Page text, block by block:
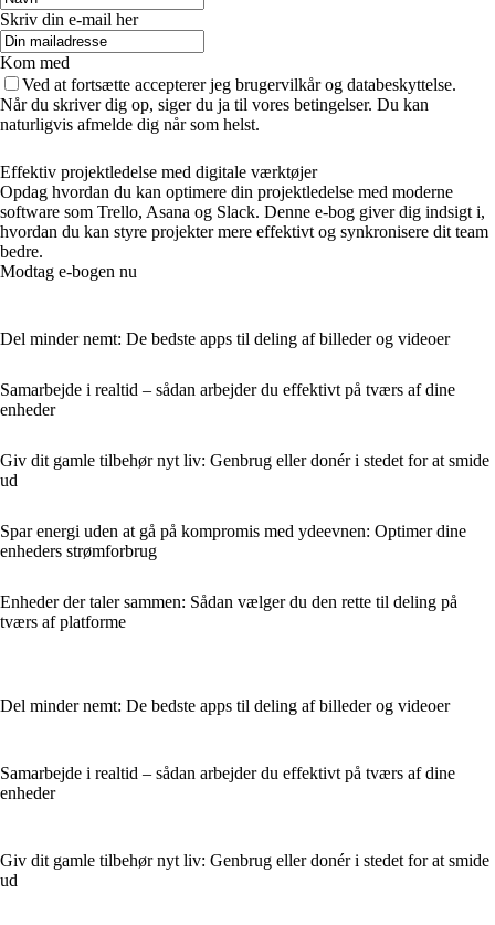
Skriv din e-mail her
Kom med
Ved at fortsætte accepterer jeg brugervilkår og databeskyttelse.
Når du skriver dig op, siger du ja til vores betingelser. Du kan
naturligvis afmelde dig når som helst.
Effektiv projektledelse med digitale værktøjer
Opdag hvordan du kan optimere din projektledelse med moderne
software som Trello, Asana og Slack. Denne e-bog giver dig indsigt i,
hvordan du kan styre projekter mere effektivt og synkronisere dit team
bedre.
Modtag e-bogen nu
Del minder nemt: De bedste apps til deling af billeder og videoer
Samarbejde i realtid – sådan arbejder du effektivt på tværs af dine
enheder
Giv dit gamle tilbehør nyt liv: Genbrug eller donér i stedet for at smide
ud
Spar energi uden at gå på kompromis med ydeevnen: Optimer dine
enheders strømforbrug
Enheder der taler sammen: Sådan vælger du den rette til deling på
tværs af platforme
Del minder nemt: De bedste apps til deling af billeder og videoer
Samarbejde i realtid – sådan arbejder du effektivt på tværs af dine
enheder
Giv dit gamle tilbehør nyt liv: Genbrug eller donér i stedet for at smide
ud